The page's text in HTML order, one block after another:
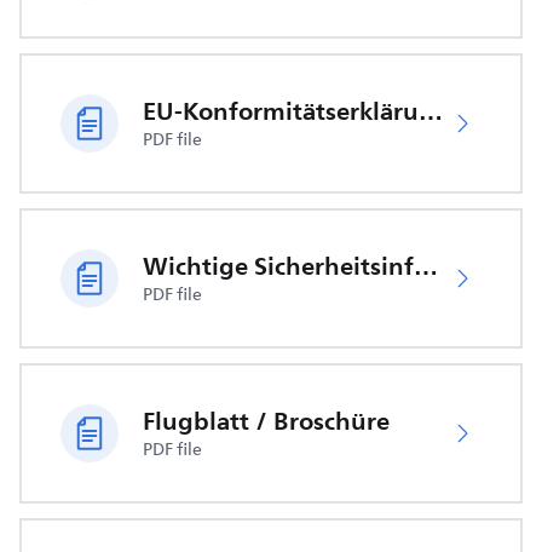
EU-Konformitätserklärung
PDF file
Wichtige Sicherheitsinformationen
PDF file
Flugblatt / Broschüre
PDF file